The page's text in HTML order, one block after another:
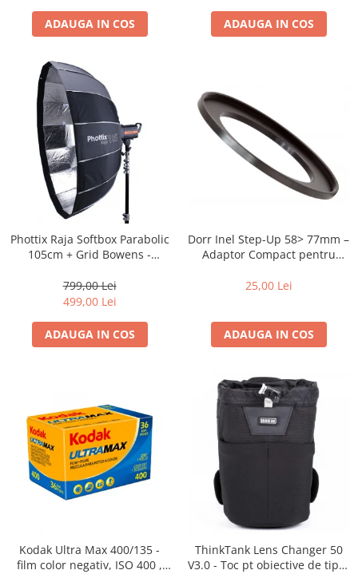
ADAUGA IN COS ADAUGA IN COS
Phottix Raja Softbox Parabolic
105cm + Grid Bowens -
799,00 Lei
499,00 Lei
ADAUGA IN COS
Dorr Inel Step-Up 58> 77mm –
Adaptor Compact pentru
25,00 Lei
ADAUGA IN COS
Kodak Ultra Max 400/135 -
film color negativ, ISO 400 ,
ThinkTank Lens Changer 50
V3.0 - Toc pt obiective de tipul